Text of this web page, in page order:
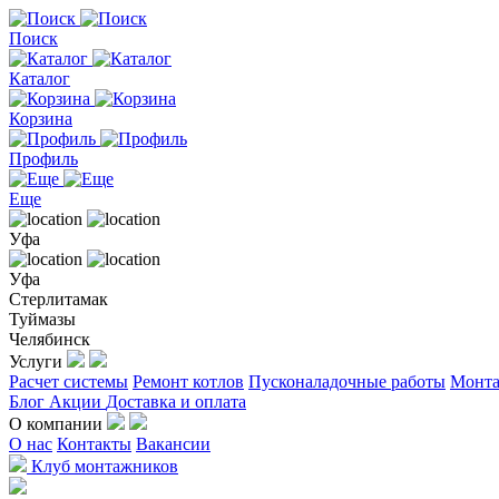
Поиск
Каталог
Корзина
Профиль
Еще
Уфа
Уфа
Стерлитамак
Туймазы
Челябинск
Услуги
Расчет системы Ремонт котлов Пусконаладочные работы
Блог Акции Доставка и оплата
О компании
О нас Контакты Вакансии
Клуб монтажников